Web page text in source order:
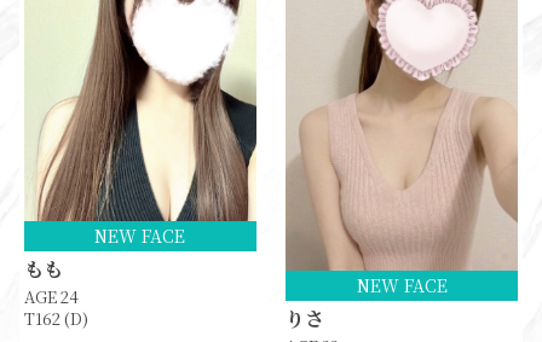
NEW FACE
もも
AGE 24
T162 (D)
NEW FACE
りさ